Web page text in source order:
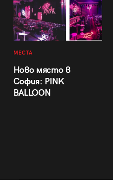
МЕСТА
Ново място в
София: PINK
BALLOON